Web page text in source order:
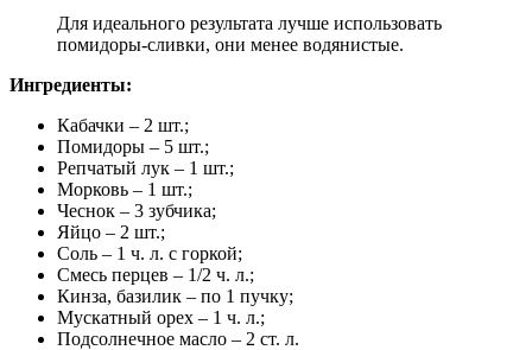
Для идеального результата лучше использовать
помидоры-сливки, они менее водянистые.
Ингредиенты:
Кабачки – 2 шт.;
Помидоры – 5 шт.;
Репчатый лук – 1 шт.;
Морковь – 1 шт.;
Чеснок – 3 зубчика;
Яйцо – 2 шт.;
Соль – 1 ч. л. с горкой;
Смесь перцев – 1/2 ч. л.;
Кинза, базилик – по 1 пучку;
Мускатный орех – 1 ч. л.;
Подсолнечное масло – 2 ст. л.